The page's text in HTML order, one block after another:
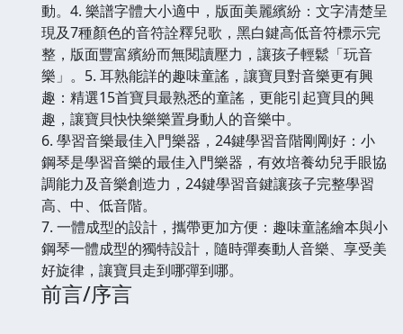
動。4. 樂譜字體大小適中，版面美麗繽紛：文字清楚呈
現及7種顏色的音符詮釋兒歌，黑白鍵高低音符標示完
整，版面豐富繽紛而無閱讀壓力，讓孩子輕鬆「玩音
樂」。5. 耳熟能詳的趣味童謠，讓寶貝對音樂更有興
趣：精選15首寶貝最熟悉的童謠，更能引起寶貝的興
趣，讓寶貝快快樂樂置身動人的音樂中。
6. 學習音樂最佳入門樂器，24鍵學習音階剛剛好：小
鋼琴是學習音樂的最佳入門樂器，有效培養幼兒手眼協
調能力及音樂創造力，24鍵學習音鍵讓孩子完整學習
高、中、低音階。
7. 一體成型的設計，攜帶更加方便：趣味童謠繪本與小
鋼琴一體成型的獨特設計，隨時彈奏動人音樂、享受美
好旋律，讓寶貝走到哪彈到哪。
前言/序言